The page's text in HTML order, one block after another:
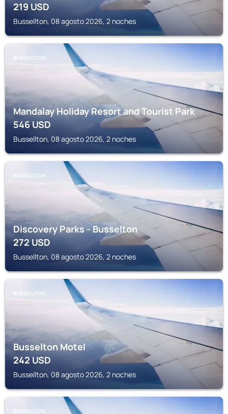
219USD
Bussellton, 08 agosto 2026, 2 noches
BUSSELLTON
Mandalay Holiday Resort and Tourist Park
546USD
Bussellton, 08 agosto 2026, 2 noches
BUSSELLTON
Discovery Parks - Busselton
272USD
Bussellton, 08 agosto 2026, 2 noches
BUSSELLTON
Busselton Motel
242USD
Bussellton, 08 agosto 2026, 2 noches
BUSSELLTON